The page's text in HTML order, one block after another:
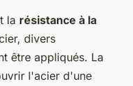
la résistance à la
divers
être appliqués. La
l'acier d'une